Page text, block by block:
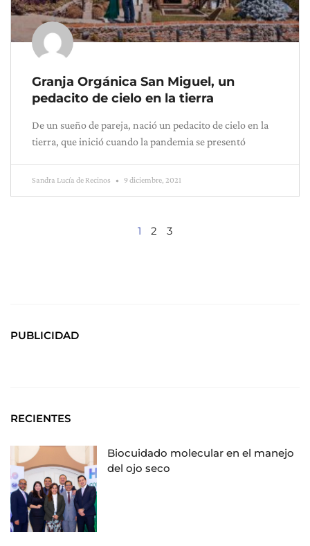
Granja Orgánica San Miguel, un
pedacito de cielo en la tierra
De un sueño de pareja, nació un pedacito de cielo en la
tierra, que inició cuando la pandemia se presentó
Sandra Lucía de Recinos 9 diciembre, 2021
1 2 3
PUBLICIDAD
RECIENTES
Biocuidado molecular en el manejo
del ojo seco